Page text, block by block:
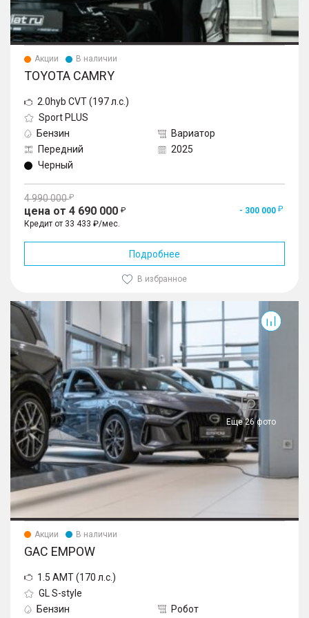
Акции В наличии
TOYOTA CAMRY
2.0hyb CVT (197 л.с.)
Sport PLUS
Бензин
Вариатор
Передний
2025
Черный
4 990 000
цена от 4 690 000
- 300 000
Кредит от 33 433 ₽/мес.
Подробнее
В избранное
Еще 26 фото
Empow
Акции В наличии
GAC EMPOW
1.5 AMT (170 л.с.)
GL S-style
Бензин
Робот